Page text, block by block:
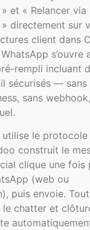
et « Relancer via
directement sur
client dans
s’ouvre
rempli incluant
sécurisés — sans
sans
utilise le
construit le
clique une fois
(web ou
puis envoie.
le chatter et